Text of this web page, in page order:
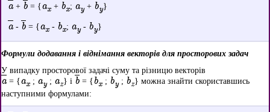
a+ b= {ax+ bx; ay+ by}
a- b= {ax- bx; ay- by}
Формули додавання і віднімання векторів для просторових задач
У випадку просторової задачі суму та різницю векторів
a= {ax ; ay; az} і b = {bx ; by; bz} можна знайти скориставшись
наступними формулами: